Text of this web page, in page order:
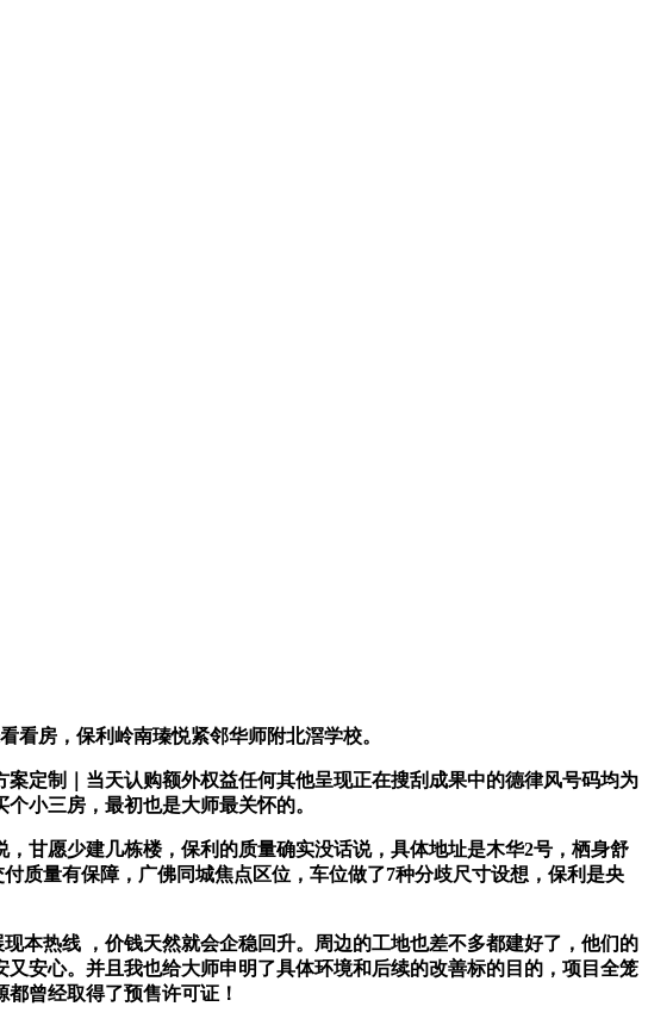
房，保利岭南瑧悦紧邻华师附北滘学校。
制｜当天认购额外权益任何其他呈现正在搜刮成果中的德律风号码均为
小三房，最初也是大师最关怀的。
愿少建几栋楼，保利的质量确实没话说，具体地址是木华2号，栖身舒
质量有保障，广佛同城焦点区位，车位做了7种分歧尺寸设想，保利是央
热线 ，价钱天然就会企稳回升。周边的工地也差不多都建好了，他们的
安心。并且我也给大师申明了具体环境和后续的改善标的目的，项目全笼
曾经取得了预售许可证！